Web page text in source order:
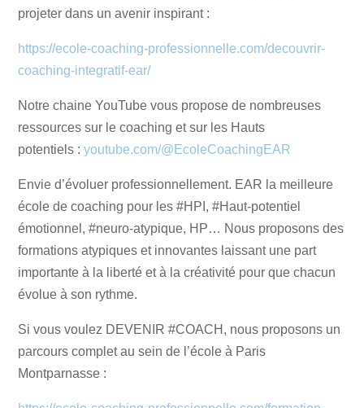
projeter dans un avenir inspirant :
https://ecole-coaching-professionnelle.com/decouvrir-
coaching-integratif-ear/
Notre chaine YouTube vous propose de nombreuses
ressources sur le coaching et sur les Hauts
potentiels :youtube.com/@EcoleCoachingEAR
Envie d’évoluer professionnellement. EAR la meilleure
école de coaching pour les #HPI, #Haut-potentiel
émotionnel, #neuro-atypique, HP… Nous proposons des
formations atypiques et innovantes laissant une part
importante à la liberté et à la créativité pour que chacun
évolue à son rythme.
Si vous voulez DEVENIR #COACH, nous proposons un
parcours complet au sein de l’école à Paris
Montparnasse :